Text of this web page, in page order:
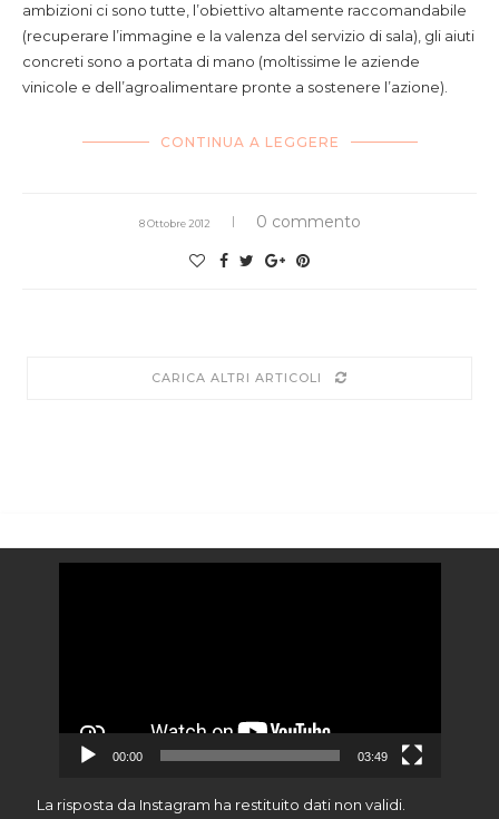
ambizioni ci sono tutte, l’obiettivo altamente raccomandabile
(recuperare l’immagine e la valenza del servizio di sala), gli aiuti
concreti sono a portata di mano (moltissime le aziende
vinicole e dell’agroalimentare pronte a sostenere l’azione).
CONTINUA A LEGGERE
8 Ottobre 2012 0 commento
CARICA ALTRI ARTICOLI
00:00 03:49
La risposta da Instagram ha restituito dati non validi.